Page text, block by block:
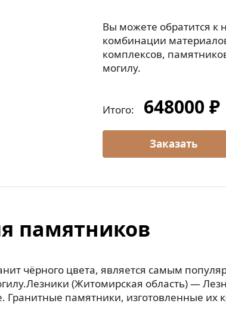
Вы можете обратится
комбинации
комплексов,
могилу.
Итого: 648000 ₽
памятников
чёрного цвета, является самым
(Житомирская область) —
памятники, изготовленные их